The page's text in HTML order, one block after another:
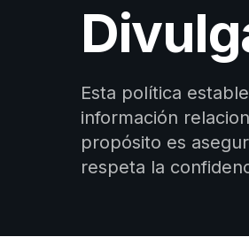
Esta política
información
propósito es
respeta la